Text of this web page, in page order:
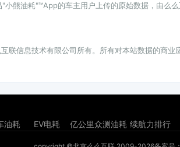
熊油耗"™App的车主用户上传的原始数据，由么
联信息技术有限公司所有。所有对本站数据的商
油耗 EV电耗 亿公里众测油耗 续航力排行